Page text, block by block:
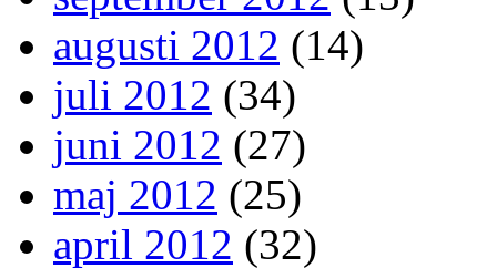
augusti 2012 (14)
juli 2012 (34)
juni 2012 (27)
maj 2012 (25)
april 2012 (32)